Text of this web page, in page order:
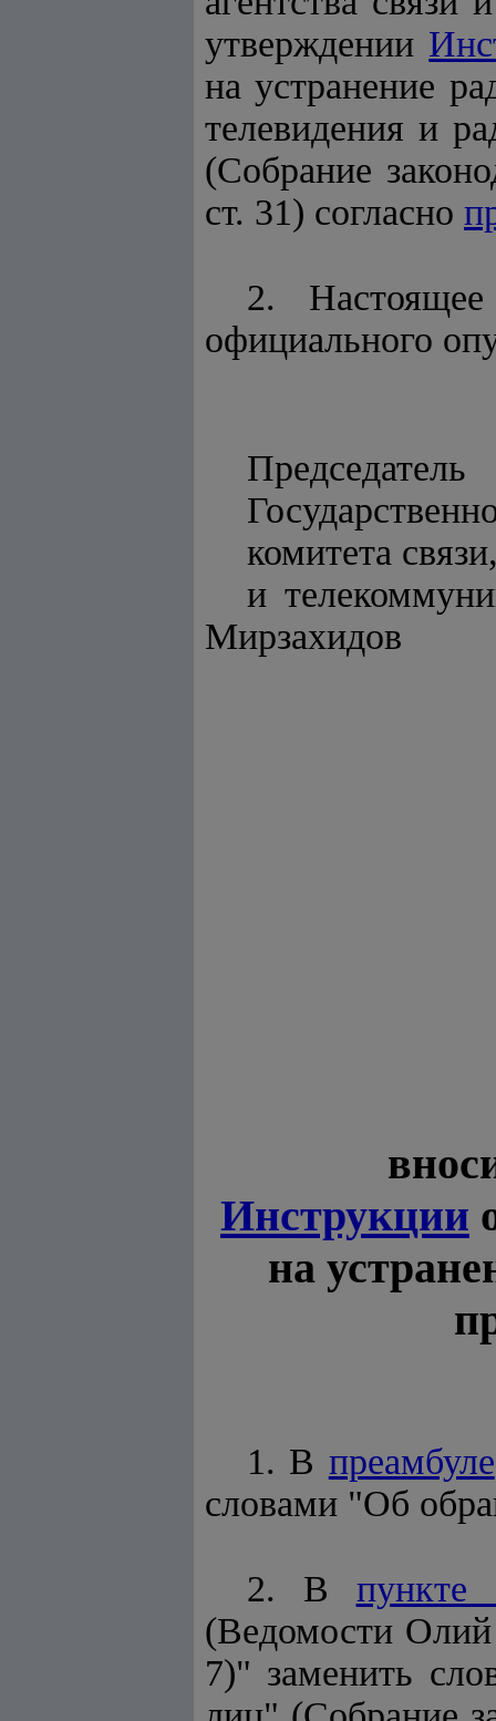
утверждении
на устранение
телевидения и
(Собрание
ст. 31) согласно
2.
официального
Председатель
комитета
и
Мирзахидов
Инструкции
на
1. В преамбуле
словами "Об
2. В пункте
(Ведомости
7)" заменить